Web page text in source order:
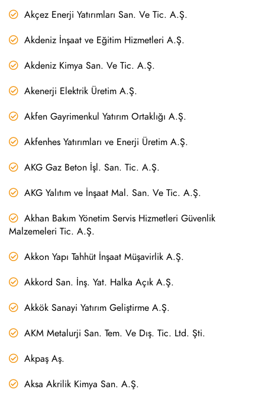
Akçez Enerji Yatırımları San. Ve Tic. A.Ş.
Akdeniz İnşaat ve Eğitim Hizmetleri A.Ş.
Akdeniz Kimya San. Ve Tic. A.Ş.
Akenerji Elektrik Üretim A.Ş.
Akfen Gayrimenkul Yatırım Ortaklığı A.Ş.
Akfenhes Yatırımları ve Enerji Üretim A.Ş.
AKG Gaz Beton İşl. San. Tic. A.Ş.
AKG Yalıtım ve İnşaat Mal. San. Ve Tic. A.Ş.
Akhan Bakım Yönetim Servis Hizmetleri Güvenlik
Malzemeleri Tic. A.Ş.
Akkon Yapı Tahhüt İnşaat Müşavirlik A.Ş.
Akkord San. İnş. Yat. Halka Açık A.Ş.
Akkök Sanayi Yatırım Geliştirme A.Ş.
AKM Metalurji San. Tem. Ve Dış. Tic. Ltd. Şti.
Akpaş Aş.
Aksa Akrilik Kimya San. A.Ş.